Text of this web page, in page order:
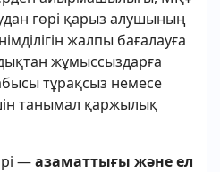
гөрі қарыз алушының
жалпы бағалауға
жұмыссыздарға
тұрақсыз немесе
танымал қаржылық
—азаматтығы және ел